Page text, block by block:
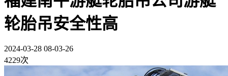
轮胎吊安全性高
2024-03-28 08-03-26
4229次